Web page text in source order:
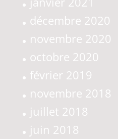
décembre 2020
novembre 2020
octobre 2020
février 2019
novembre 2018
juillet 2018
juin 2018